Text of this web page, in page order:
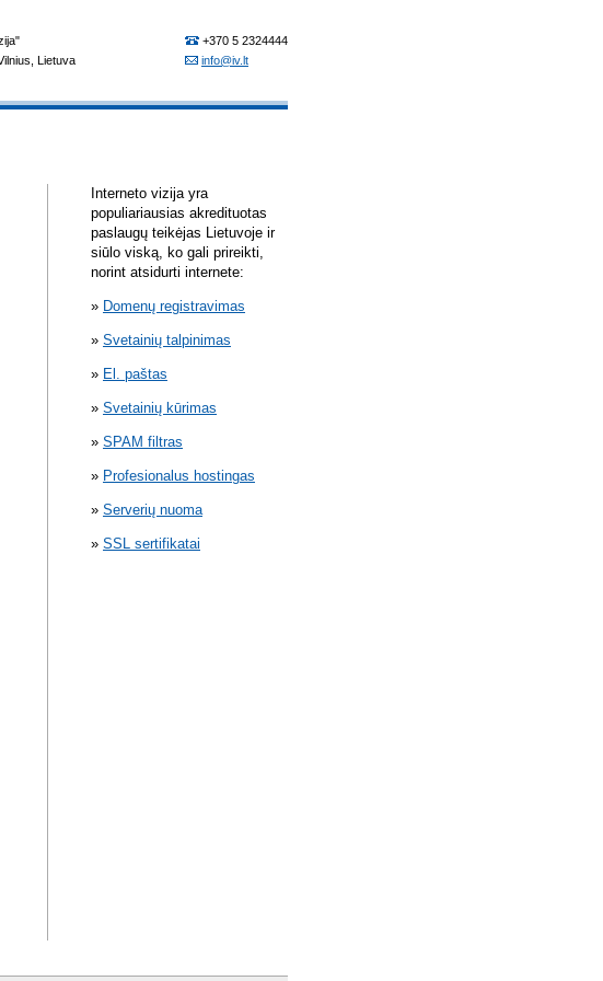
Interneto vizija yra
populiariausias akredituotas
paslaugų teikėjas Lietuvoje ir
siūlo viską, ko gali prireikti,
norint atsidurti internete:
Domenų registravimas
Svetainių talpinimas
El. paštas
Svetainių kūrimas
SPAM filtras
Profesionalus hostingas
Serverių nuoma
SSL sertifikatai